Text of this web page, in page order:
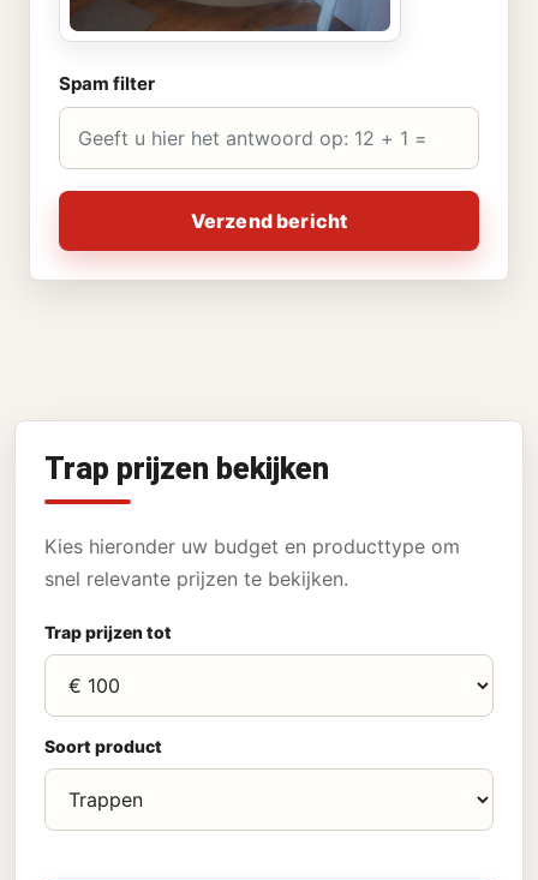
Spam filter
Verzend bericht
Trap prijzen bekijken
Kies hieronder uw budget en producttype om
snel relevante prijzen te bekijken.
Trap prijzen tot
Soort product